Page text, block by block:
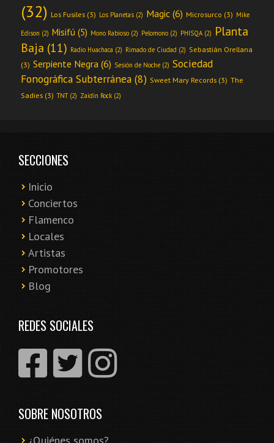
(32) Los Fusiles (3) Los Planetas (2) Magic (6) Microsurco (3) Mike
Edison (2) Misifú (5) Mono Rabioso (2) Pelomono (2) PHISQA (2) Planta
Baja (11) Radio Huachaca (2) Rimado de Ciudad (2) Sebastián Orellana
(3) Serpiente Negra (6) Sesión de Noche (2) Sociedad
Fonográfica Subterránea (8) Sweet Mary Records (3) The
Sadies (3) TNT(2) Zaidín Rock (2)
SECCIONES
Inicio
Conciertos
Flamenco
Locales
Artistas
Promotores
Blog
REDES SOCIALES
SOBRE NOSOTROS
¿Quiénes somos?